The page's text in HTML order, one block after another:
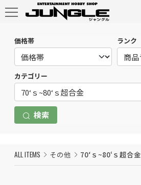
価格帯 ランク
カテゴリー
検索
ALL ITEMS その他 70‘ｓ~80‘ｓ超合金